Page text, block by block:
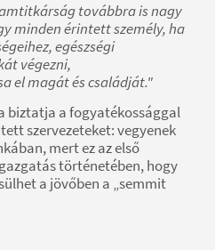
továbbra is nagy
minden érintett személy, ha
egészségi
végezni,
el magát és családját."
biztatja a fogyatékossággal
szervezeteket: vegyenek
mert ez az első
történetében, hogy
a jövőben a „semmit